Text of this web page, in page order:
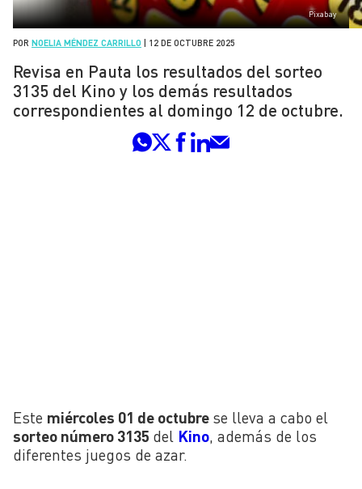
Pixabay
POR NOELIA MÉNDEZ CARRILLO 12 DE OCTUBRE 2025
Revisa en Pauta los resultados del sorteo
3135 del Kino y los demás resultados
correspondientes al domingo 12 de octubre.
Este miércoles 01 de octubre se lleva a cabo el
sorteo número 3135 del Kino , además de los
diferentes juegos de azar.